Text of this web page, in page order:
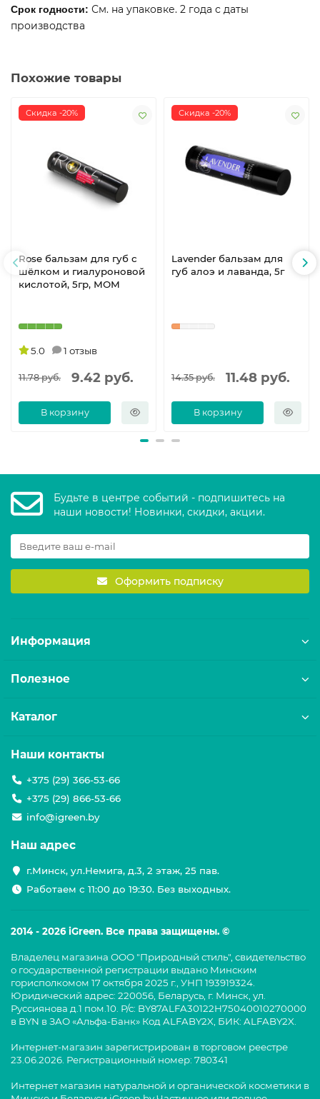
Срок годности: См. на упаковке. 2 года с даты
производства
Похожие товары
Скидка -20%
Rose бальзам для губ с
шёлком и гиалуроновой
кислотой, 5гр, МОМ
5.0 1 отзыв
11.78 руб. 9.42 руб.
В корзину
Скидка -20%
Lavender бальзам для
губ алоэ и лаванда, 5г
14.35 руб. 11.48 руб.
В корзину
Будьте в центре событий - подпишитесь на
наши новости! Новинки, скидки, акции.
Оформить подписку
Информация
Полезное
Каталог
Наши контакты
+375 (29) 366-53-66
+375 (29) 866-53-66
info@igreen.by
Наш адрес
г.Минск, ул.Немига, д.3, 2 этаж, 25 пав.
Работаем с 11:00 до 19:30. Без выходных.
2014 - 2026 iGreen. Все права защищены. ©
Владелец магазина ООО "Природный стиль", свидетельство
о государственной регистрации выдано Минским
горисполкомом 17 октября 2025 г., УНП 193919324.
Юридический адрес: 220056, Беларусь, г. Минск, ул.
Руссиянова д.1 пом.10. Р/с: BY87ALFA30122H75040010270000
в BYN в ЗАО «Альфа-Банк» Код ALFABY2X, БИК: ALFABY2X.
Интернет-магазин зарегистрирован в торговом реестре
23.06.2026. Регистрационный номер: 780341
Интернет магазин натуральной и органической косметики в